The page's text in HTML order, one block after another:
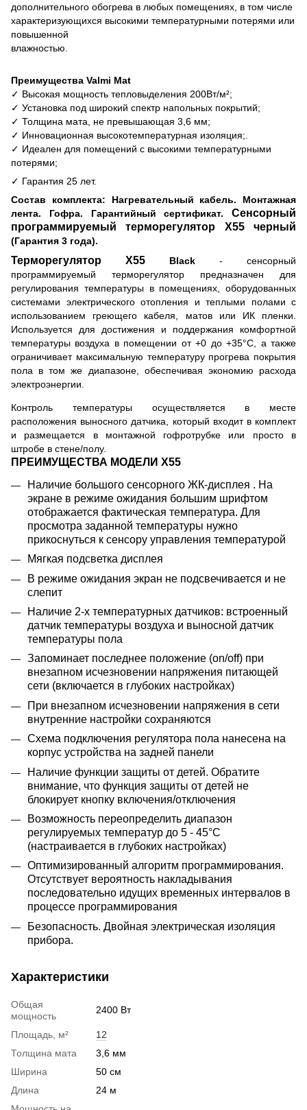
дополнительного обогрева в любых помещениях, в том числе
характеризующихся высокими температурными потерями или
повышенной
Преимущества Valmi Mat
✓ Высокая мощность тепловыделения 200Вт/м²;
✓ Установка под широкий спектр напольных покрытий;
✓ Толщина мата, не превышающая 3,6 мм;
✓ Инновационная высокотемпературная изоляция;.
✓ Идеален для помещений c высокими температурными
потерями;
✓ Гарантия 25 лет.
Состав комплекта: Нагревательный кабель. Монтажная
лента. Гофра. Гарантийный сертификат. Сенсорный
программируемый терморегулятор X55 черный
(Гарантия 3 года).
Терморегулятор X55 Black - сенсорный
программируемый терморегулятор предназначен для
регулирования температуры в помещениях, оборудованных
системами электрического отопления и теплыми полами с
использованием греющего кабеля, матов или ИК пленки.
Используется для достижения и поддержания комфортной
температуры воздуха в помещении от +0 до +35°С, а также
ограничивает максимальную температуру прогрева покрытия
пола в том же диапазоне, обеспечивая экономию расхода
электроэнергии.
Контроль температуры осуществляется в месте
расположения выносного датчика, который входит в комплект
и размещается в монтажной гофротрубке или просто в
штробе в стене/полу.
ПРЕИМУЩЕСТВА МОДЕЛИ X55
Наличие большого сенсорного ЖК-дисплея . На
экране в режиме ожидания большим шрифтом
отображается фактическая температура. Для
просмотра заданной температуры нужно
прикоснуться к сенсору управления температурой
Мягкая подсветка дисплея
В режиме ожидания экран не подсвечивается и не
слепит
Наличие 2-х температурных датчиков: встроенный
датчик температуры воздуха и выносной датчик
температуры пола
Запоминает последнее положение (on/off) при
внезапном исчезновении напряжения питающей
сети (включается в глубоких настройках)
При внезапном исчезновении напряжения в сети
внутренние настройки сохраняются
Схема подключения регулятора пола нанесена на
корпус устройства на задней панели
Наличие функции защиты от детей. Обратите
внимание, что функция защиты от детей не
блокирует кнопку включения/отключения
Возможность переопределить диапазон
регулируемых температур до 5 - 45°С
(настраивается в глубоких настройках)
Оптимизированный алгоритм программирования.
Отсутствует вероятность накладывания
последовательно идущих временных интервалов в
процессе программирования
Безопасность. Двойная электрическая изоляция
прибора.
Характеристики
Общая
мощность
2400 Вт
Площадь, м²
12
Толщина мата
3,6 мм
Ширина
50 см
Длина
24 м